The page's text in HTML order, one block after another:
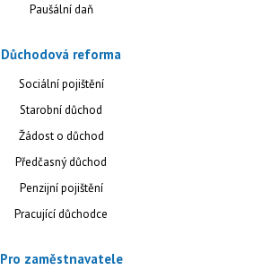
Paušální daň
Důchodová reforma
Sociální pojištění
Starobní důchod
Žádost o důchod
Předčasný důchod
Penzijní pojištění
Pracující důchodce
Pro zaměstnavatele